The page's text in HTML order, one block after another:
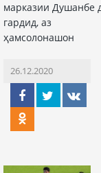
марказии Душанбе
гардид, аз
ҳамсолонашон
26.12.2020